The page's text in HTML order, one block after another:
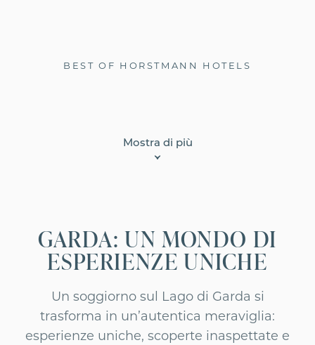
BEST OF HORSTMANN HOTELS
Scopri
Scopri
Mostra di più
GARDA: UN MONDO DI
ESPERIENZE UNICHE
Un soggiorno sul Lago di Garda si
trasforma in un’autentica meraviglia:
esperienze uniche, scoperte inaspettate e